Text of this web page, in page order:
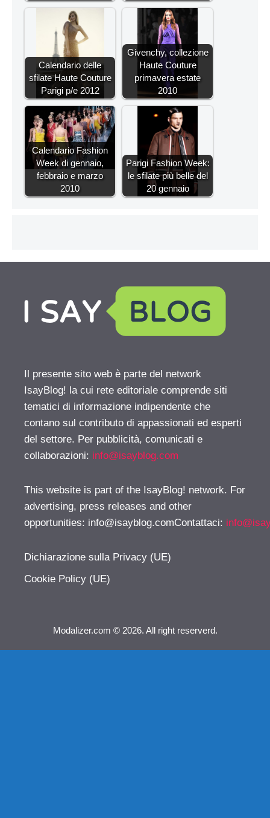
Calendario delle
sfilate Haute Couture
Parigi p/e 2012
Givenchy, collezione
Haute Couture
primavera estate
2010
Calendario Fashion
Week di gennaio,
febbraio e marzo
2010
Parigi Fashion Week:
le sfilate più belle del
20 gennaio
Il presente sito web è parte del network
IsayBlog! la cui rete editoriale comprende siti
tematici di informazione indipendente che
contano sul contributo di appassionati ed esperti
del settore. Per pubblicità, comunicati e
collaborazioni: info@isayblog.com
This website is part of the IsayBlog! network. For
advertising, press releases and other
opportunities: info@isayblog.comContattaci:
Dichiarazione sulla Privacy (UE)
Cookie Policy (UE)
Modalizer.com © 2026. All right reserverd.